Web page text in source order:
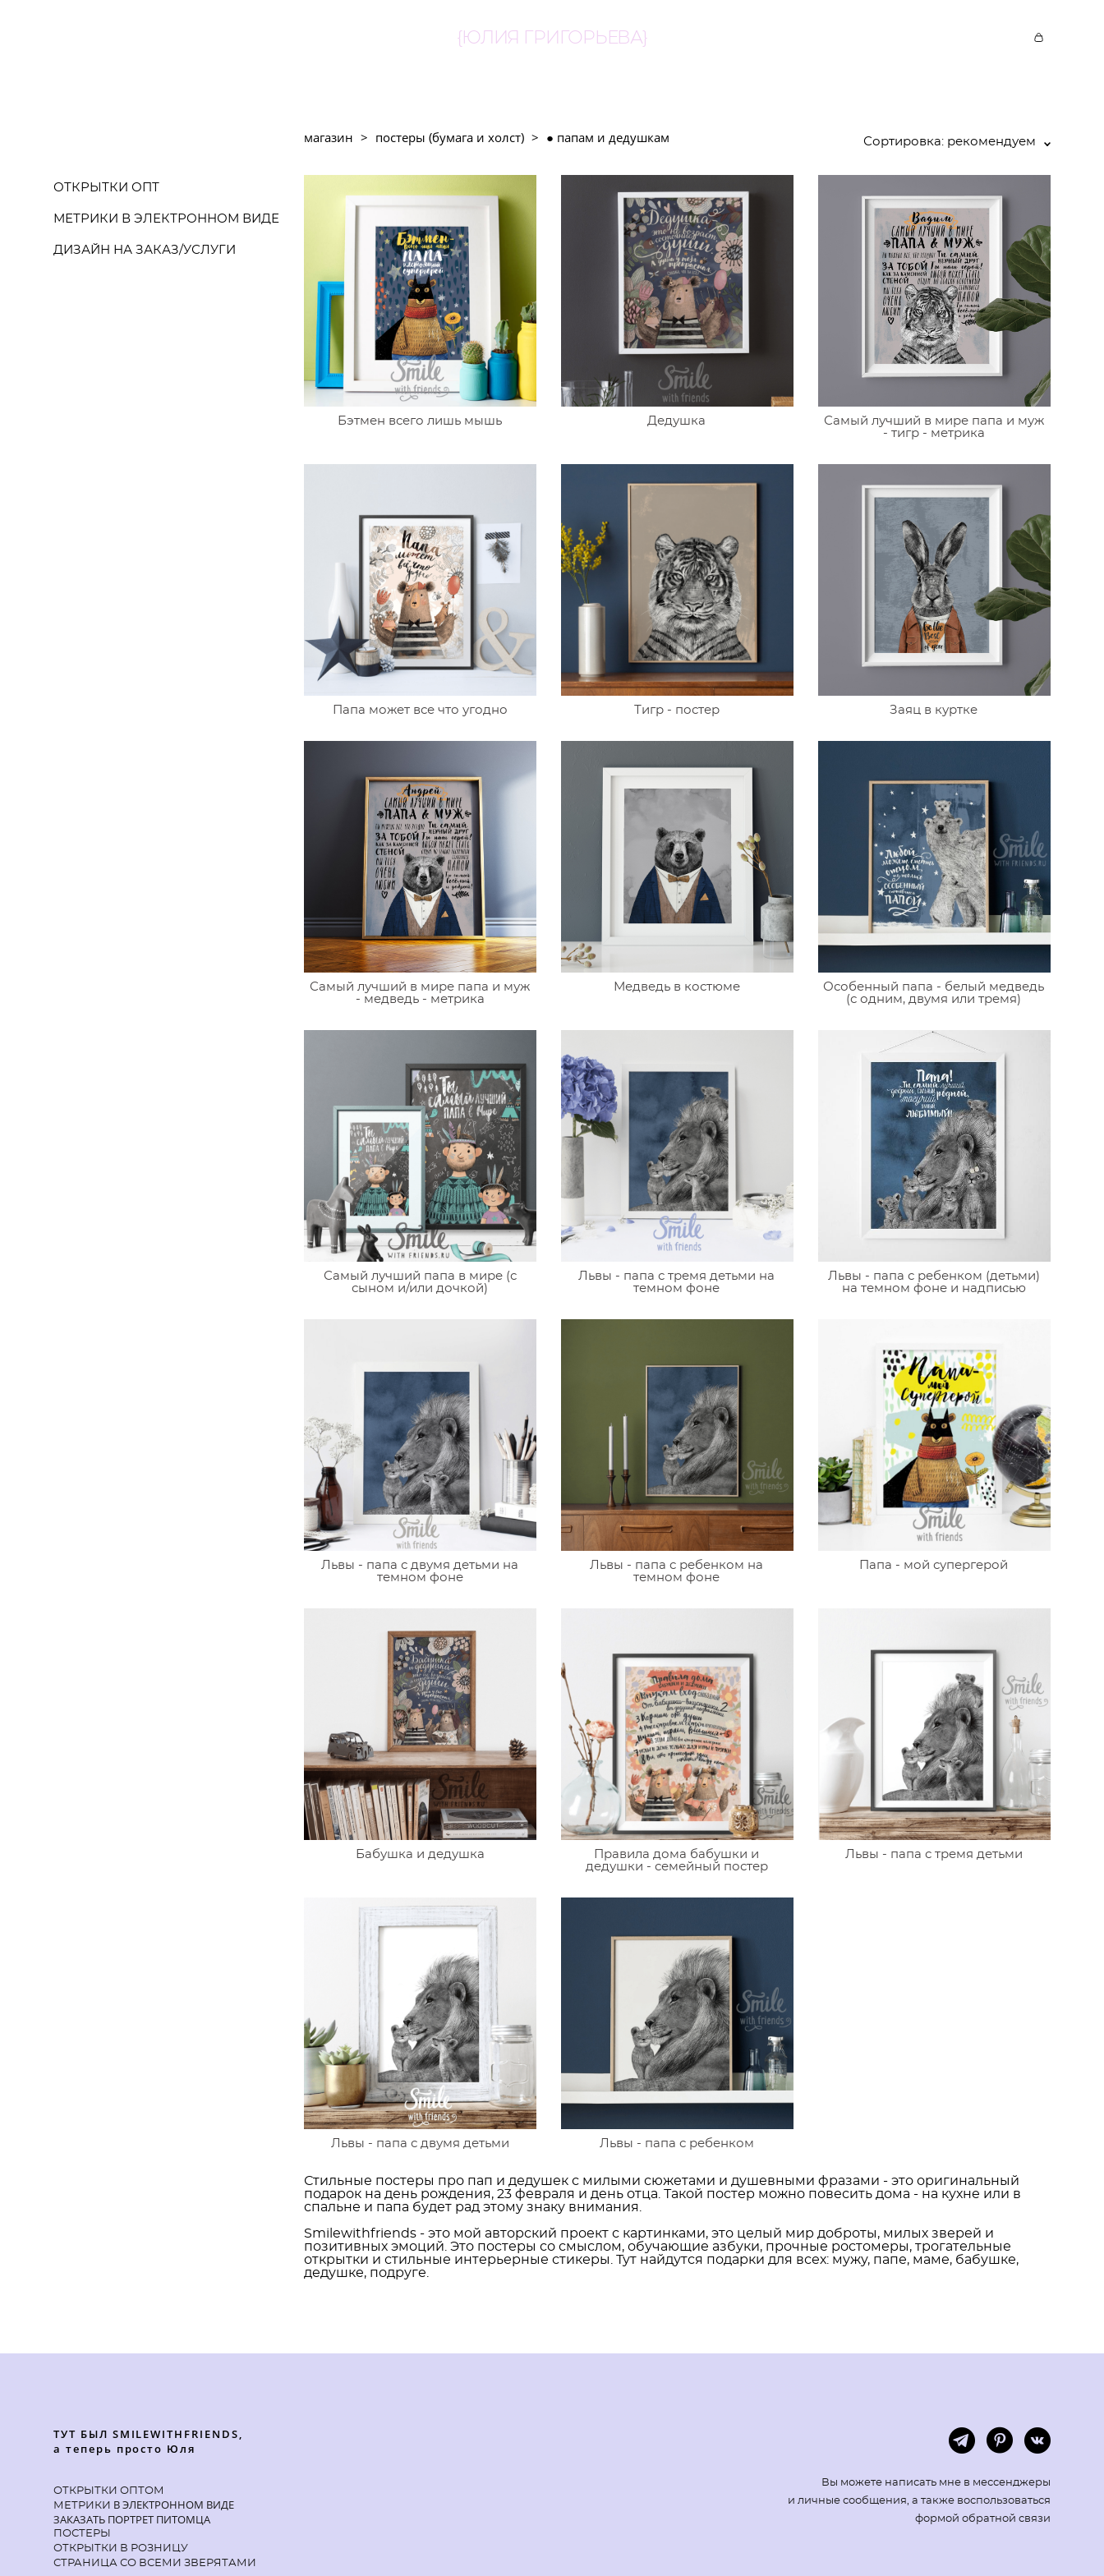
{ЮЛИЯ ГРИГОРЬЕВА}
ОТКРЫТКИ ОПТ
МЕТРИКИ В ЭЛЕКТРОННОМ ВИДЕ
ДИЗАЙН НА ЗАКАЗ/УСЛУГИ
магазин > постеры (бумага и холст) > ● папам и дедушкам Сортировка: рекомендуем
Бэтмен всего лишь мышь Дедушка
Самый лучший в мире папа и муж
- тигр - метрика
Папа может все что угодно Тигр - постер Заяц в куртке
Самый лучший в мире папа и муж
- медведь - метрика
Медведь в костюме
Особенный папа - белый медведь
(с одним, двумя или тремя)
Самый лучший папа в мире (с
сыном и/или дочкой)
Львы - папа с тремя детьми на
темном фоне
Львы - папа с ребенком (детьми)
на темном фоне и надписью
Львы - папа с двумя детьми на
темном фоне
Львы - папа с ребенком на
темном фоне
Папа - мой супергерой
Бабушка и дедушка
Правила дома бабушки и
дедушки - семейный постер
Львы - папа с тремя детьми
Львы - папа с двумя детьми Львы - папа с ребенком
Стильные постеры про пап и дедушек с милыми сюжетами и душевными фразами - это оригинальный
подарок на день рождения, 23 февраля и день отца. Такой постер можно повесить дома - на кухне или в
спальне и папа будет рад этому знаку внимания.
Smilewithfriends - это мой авторский проект с картинками, это целый мир доброты, милых зверей и
позитивных эмоций. Это постеры со смыслом, обучающие азбуки, прочные ростомеры, трогательные
открытки и стильные интерьерные стикеры. Тут найдутся подарки для всех: мужу, папе, маме, бабушке,
дедушке, подруге.
ТУТ БЫЛ SMILEWITHFRIENDS,
а теперь просто Юля
ОТКРЫТКИ ОПТОМ
МЕТРИКИ В ЭЛЕКТРОННОМ ВИДЕ
ЗАКАЗАТЬ ПОРТРЕТ ПИТОМЦА
ПОСТЕРЫ
ОТКРЫТКИ В РОЗНИЦУ
СТРАНИЦА СО ВСЕМИ ЗВЕРЯТАМИ
Вы можете написать мне в мессенджеры
и личные сообщения, а также воспользоваться
формой обратной связи